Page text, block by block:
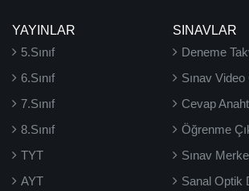
YAYINLAR
5.Sınıf
6.Sınıf
7.Sınıf
8.Sınıf
TYT
AYT
SINAVLAR
Deneme
Sınav
Cevap
Öğrenme
Sınav
Sanal Optik